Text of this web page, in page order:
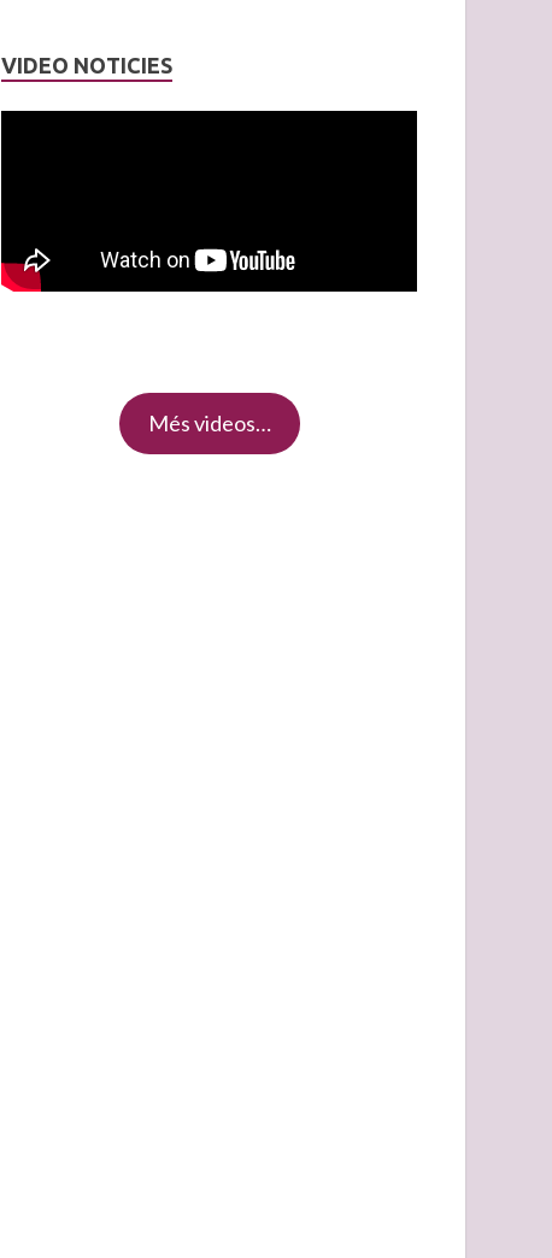
VIDEO NOTICIES
Més videos…